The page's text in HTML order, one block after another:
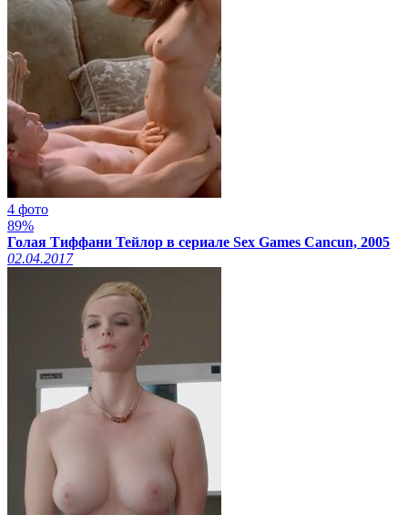
4 фото
89%
Голая Тиффани Тейлор в сериале Sex Games Cancun, 2005
02.04.2017